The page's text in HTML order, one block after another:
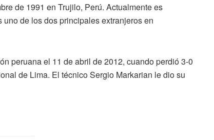
de 1991 en Trujilo, Perú. Actualmente es
de los dos principales extranjeros en
peruana el 11 de abril de 2012, cuando perdió 3-0
de Lima. El técnico Sergio Markarian le dio su